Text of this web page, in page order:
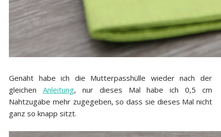
Genäht habe ich die Mutterpasshülle wieder nach der
gleichen Anleitung, nur dieses Mal habe ich 0,5 cm
Nahtzugabe mehr zugegeben, so dass sie dieses Mal nicht
ganz so knapp sitzt.